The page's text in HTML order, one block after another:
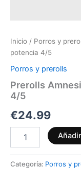
Inicio / Porros y
potencia 4/5
Porros y prerolls
Prerolls
4/5
€24.99
Categoría: Porros y